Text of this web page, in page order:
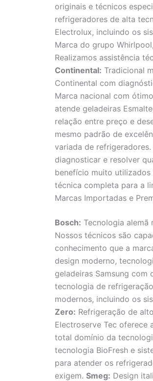
originais e técnicos
refrigeradores de alta
Electrolux, incluindo os
Marca do grupo
Realizamos assistência
Continental: Tradicional
Continental com
Marca nacional com
atende geladeiras
relação entre preço e
mesmo padrão de
variada de
diagnosticar e resolver
benefício muito utilizados
técnica completa para a
Marcas Importadas e
Bosch: Tecnologia alemã
Nossos técnicos são
conhecimento que a
design moderno,
geladeiras Samsung
tecnologia de
modernos, incluindo os
Zero: Refrigeração de
Electroserve Tec oferece
total domínio da
tecnologia BioFresh e
para atender os
exigem. Smeg: Design